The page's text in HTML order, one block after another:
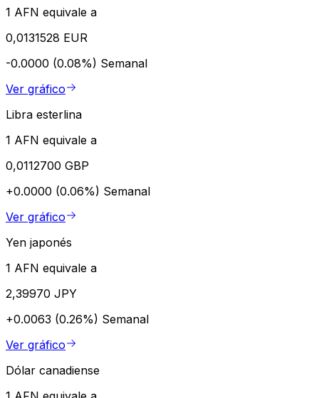
1 AFN equivale a
0,0131528 EUR
-0.0000 (0.08%) Semanal
Ver gráfico
Libra esterlina
1 AFN equivale a
0,0112700 GBP
+0.0000 (0.06%) Semanal
Ver gráfico
Yen japonés
1 AFN equivale a
2,39970 JPY
+0.0063 (0.26%) Semanal
Ver gráfico
Dólar canadiense